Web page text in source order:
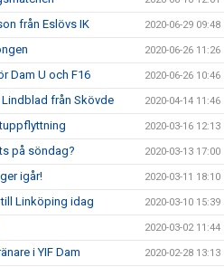
från Eslövs IK 2020-06-29 09:48
2020-06-26 11:26
Dam U och F16 2020-06-26 10:46
Lindblad från Skövde 2020-04-14 11:46
2020-03-16 12:13
på söndag? 2020-03-13 17:00
igår! 2020-03-11 18:10
till Linköping idag 2020-03-10 15:39
2020-03-02 11:44
i YIF Dam 2020-02-28 13:13